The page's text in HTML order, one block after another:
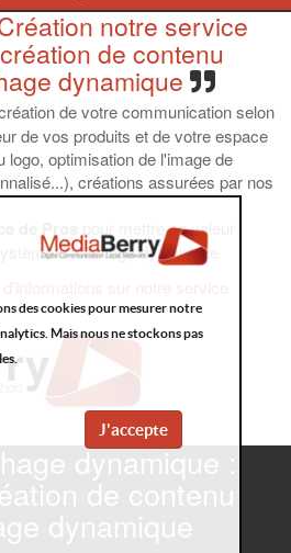
notre service
de contenu
dynamique
de votre communication selon
de vos produits et de votre espace
logo, optimisation de l'image de
créations assurées par nos
de Pros
pour mettre en valeur
d'affichage dynamique
sur notre service
dynamique :
des cookies pour mesurer notre
Mais nous ne stockons pas
J'accepte